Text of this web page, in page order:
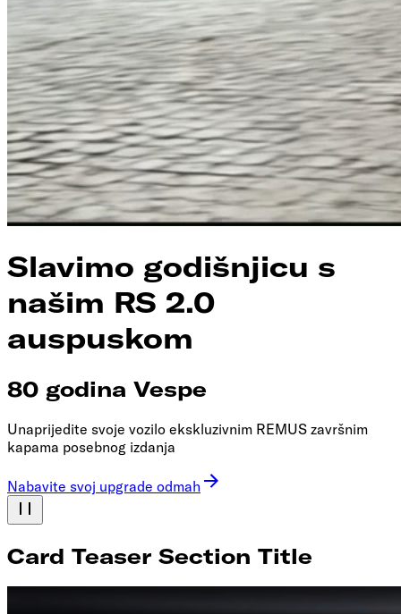
Slavimo godišnjicu s
našim RS 2.0
auspuskom
80 godina Vespe
Unaprijedite svoje vozilo ekskluzivnim REMUS završnim
kapama posebnog izdanja
Nabavite svoj upgrade odmah
Card Teaser Section Title